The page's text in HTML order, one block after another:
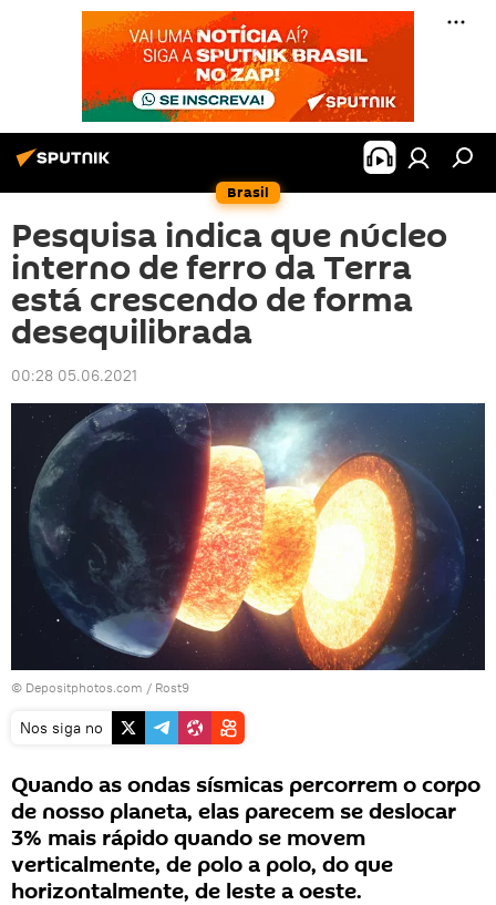
Brasil
Pesquisa indica que núcleo
interno de ferro da Terra
está crescendo de forma
desequilibrada
00:28 05.06.2021
© Depositphotos.com / Rost9
Nos siga no
Quando as ondas sísmicas percorrem o corpo
de nosso planeta, elas parecem se deslocar
3% mais rápido quando se movem
verticalmente, de polo a polo, do que
horizontalmente, de leste a oeste.